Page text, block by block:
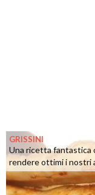
GRISSINI
Una ricetta fantastica
rendere ottimi i nostri